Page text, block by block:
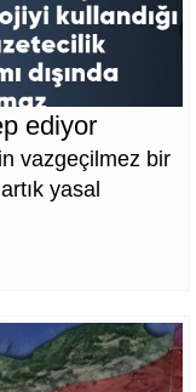
ediyor
vazgeçilmez bir
yasal